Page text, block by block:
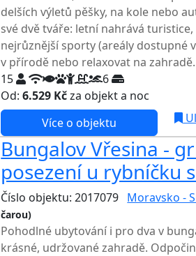
delších výletů pěšky, na kole nebo
své dvě tváře: letní nahrává
nejrůznější sporty (areály dostupné
v přírodě nebo relaxovat na
15
6
Od:6.529 Kčza objekt a noc
Více o objektu
Bungalov Vřesina -
posezení u rybníčku
Číslo objektu: 2017079 Moravsko -
čarou)
Pohodlné ubytování i pro dva v
krásné, udržované zahradě.